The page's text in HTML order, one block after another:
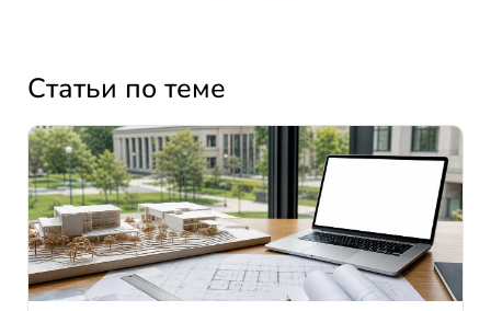
Статьи по теме